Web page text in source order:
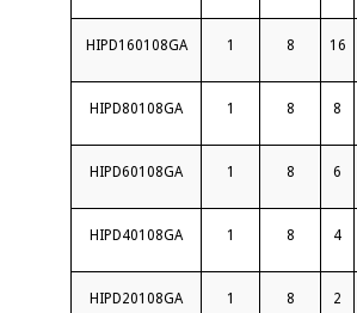
HIPD160108GA 1 8 16
HIPD80108GA 1 8 8
HIPD60108GA 1 8 6
HIPD40108GA 1 8 4
HIPD20108GA 1 8 2